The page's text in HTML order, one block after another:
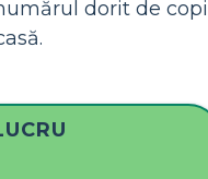
dorit de